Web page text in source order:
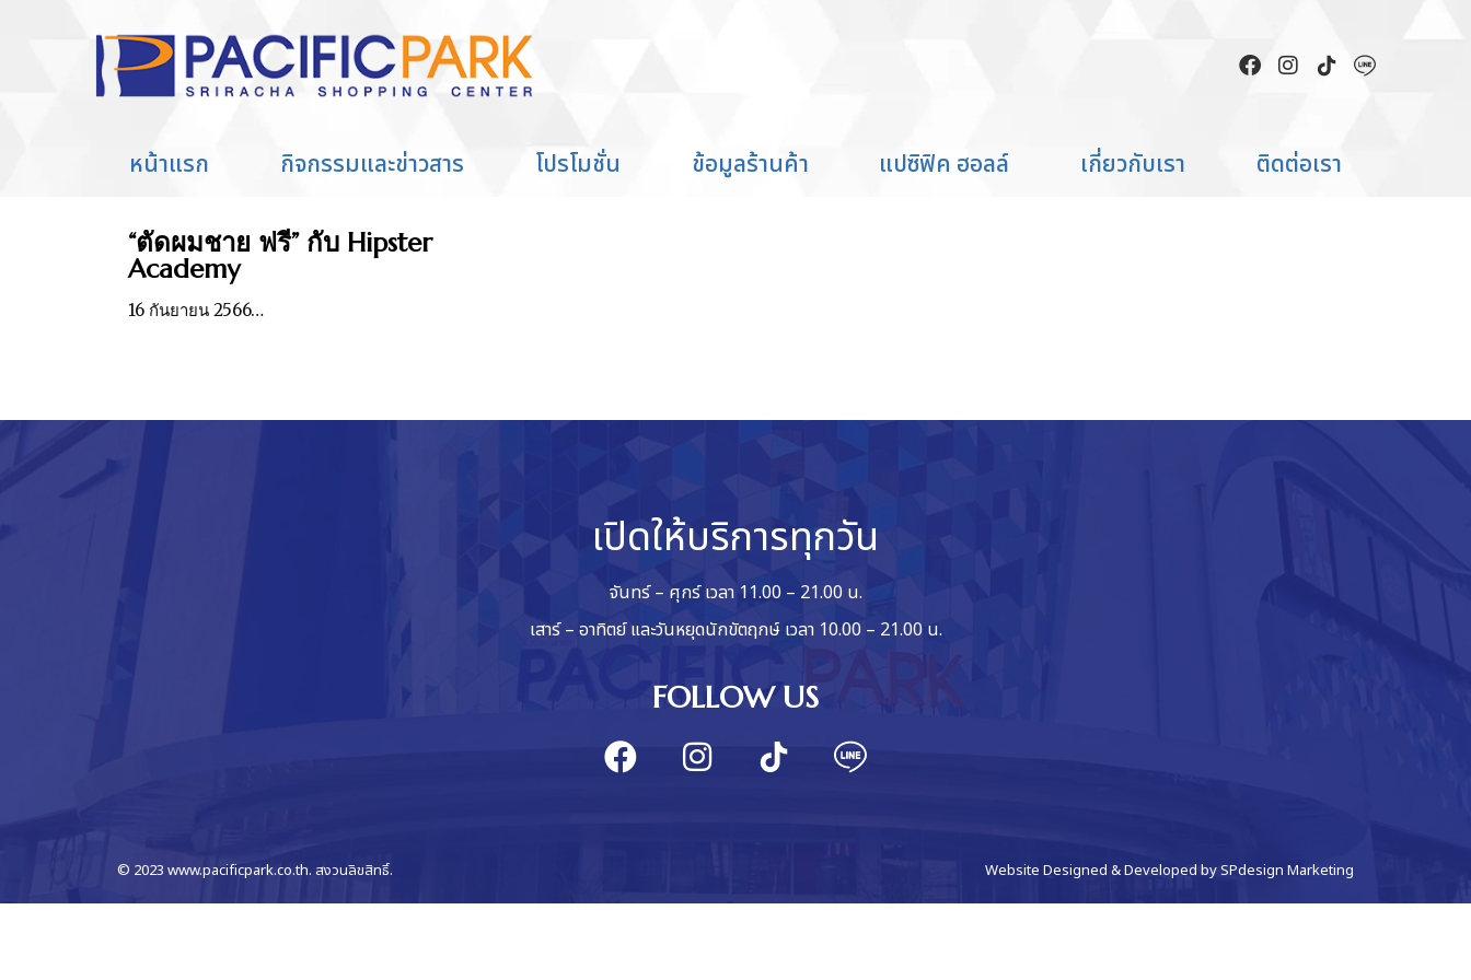
หน้าแรก กิจกรรมและข่าวสาร โปรโมชั่น ข้อมูลร้านค้า แปซิฟิค ฮอลล์ เกี่ยวกับเรา ติดต่อเรา
You are here:
Home Entries tagged with "งานตัดผม" งานตัดผม
“ตัดผมชาย ฟรี” กับ Hipster
Academy
16 กันยายน 2566…
เปิดให้บริการทุกวัน
จันทร์ – ศุกร์ เวลา 11.00 – 21.00 น.
เสาร์ – อาทิตย์ และวันหยุดนักขัตฤกษ์ เวลา 10.00 – 21.00 น.
FOLLOW US
© 2023 www.pacificpark.co.th. สงวนลิขสิทธิ์. Website Designed & Developed bySPdesign Marketing